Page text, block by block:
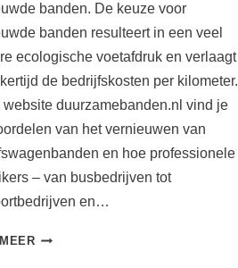
banden. De keuze voor
banden resulteert in een veel
ecologische voetafdruk en verlaagt
de bedrijfskosten per kilometer.
website duurzamebanden.nl vind je
van het vernieuwen van
en hoe professionele
– van busbedrijven tot
en…
DE